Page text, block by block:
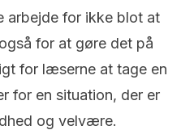
arbejde for ikke blot at
for at gøre det på
for læserne at tage en
for en situation, der er
og velvære.